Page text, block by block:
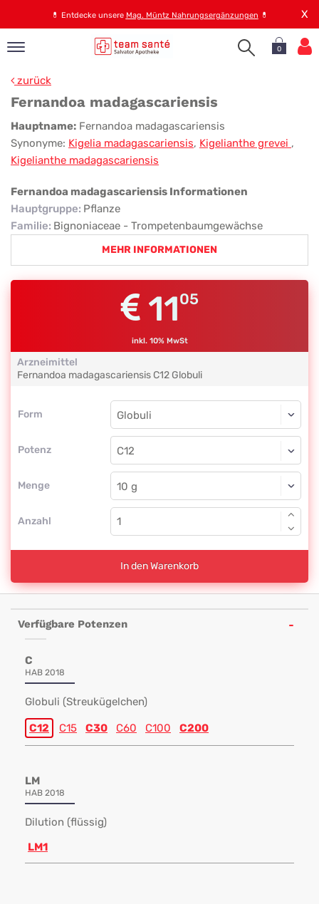
💊 Entdecke unsere Mag. Müntz Nahrungsergänzungen 💊 X
0
zurück
Fernandoa madagascariensis
Fernandoa
madagascariensis
Hauptname: Fernandoa madagascariensis
Synonyme: Kigelia madagascariensis, Kigelianthe grevei ,
Kigelianthe madagascariensis
Fernandoa madagascariensis Informationen
Hauptgruppe: Pflanze
Familie: Bignoniaceae - Trompetenbaumgewächse
MEHR INFORMATIONEN
1105
inkl. 10% MwSt
Arzneimittel
Fernandoa madagascariensis C12 Globuli
Form
Form
Potenz
Globuli
C12
Menge
Globuli
Anzahl
In den Warenkorb
Verfügbare Potenzen
C
HAB 2018
Globuli (Streukügelchen)
C12 C15 C30 C60 C100 C200
LM
HAB 2018
Dilution (flüssig)
LM1